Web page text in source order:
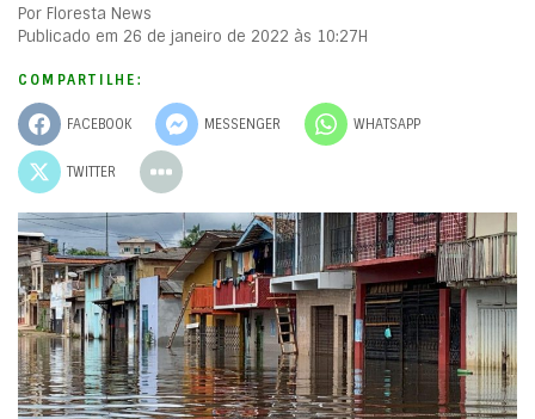
Por Floresta News
Publicado em 26 de janeiro de 2022 às 10:27H
COMPARTILHE:
FACEBOOK MESSENGER WHATSAPP
TWITTER